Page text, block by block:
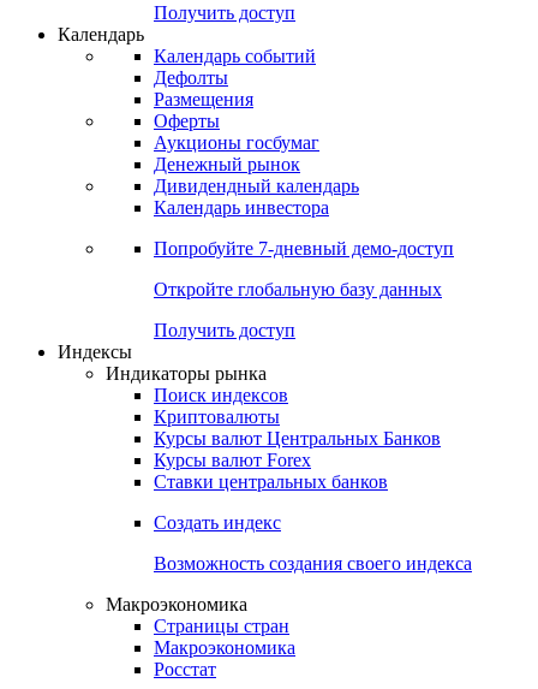
Получить доступ
Календарь
Календарь событий
Дефолты
Размещения
Оферты
Аукционы госбумаг
Денежный рынок
Дивидендный календарь
Календарь инвестора
Попробуйте 7-дневный демо-доступ
Откройте глобальную базу данных
Получить доступ
Индексы
Индикаторы рынка
Поиск индексов
Криптовалюты
Курсы валют Центральных Банков
Курсы валют Forex
Ставки центральных банков
Создать индекс
Возможность создания своего индекса
Макроэкономика
Страницы стран
Макроэкономика
Росстат